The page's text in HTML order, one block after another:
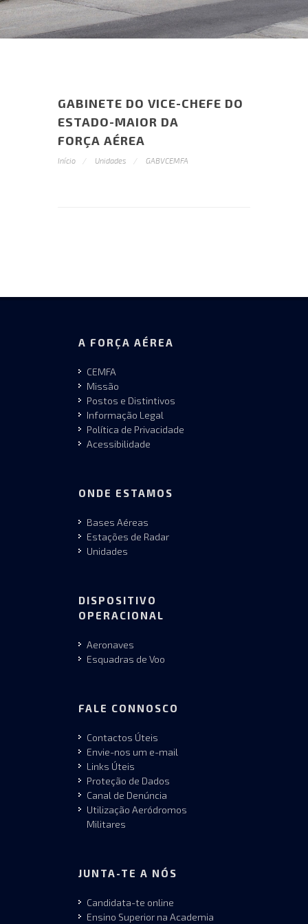
GABINETE DO VICE-CHEFE DO
ESTADO-MAIOR DA
FORÇA AÉREA
Início Unidades GABVCEMFA
A FORÇA AÉREA
CEMFA
Missão
Postos e Distintivos
Informação Legal
Política de Privacidade
Acessibilidade
ONDE ESTAMOS
Bases Aéreas
Estações de Radar
Unidades
DISPOSITIVO
OPERACIONAL
Aeronaves
Esquadras de Voo
FALE CONNOSCO
Contactos Úteis
Envie-nos um e-mail
Links Úteis
Proteção de Dados
Canal de Denúncia
Utilização Aeródromos
Militares
JUNTA-TE A NÓS
Candidata-te online
Ensino Superior na Academia